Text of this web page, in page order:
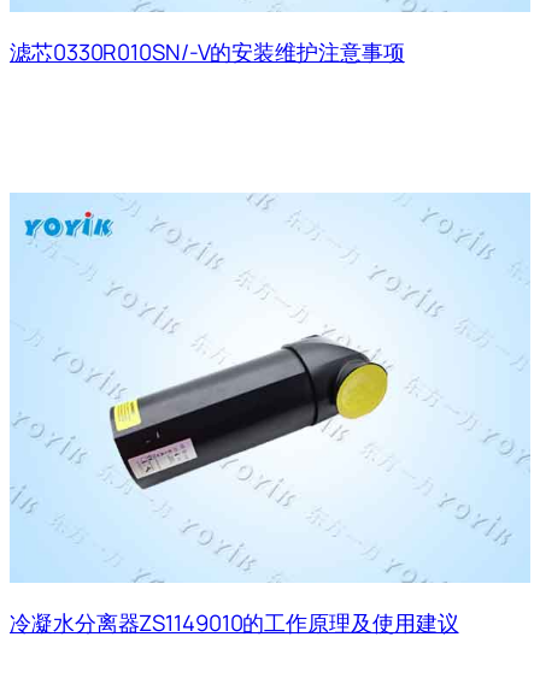
滤芯0330R010SN/-V的安装维护注意事项
冷凝水分离器ZS1149010的工作原理及使用建议